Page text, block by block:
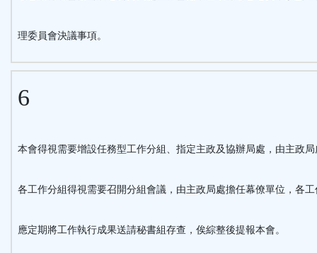
理委員會決議事項。
6
本會得視需要增設任務型工作分組、指定主政及協辦局處，由主政
各工作分組得視需要召開分組會議，由主政局處擔任幕僚單位，各
應定期將工作執行成果送請秘書組存查，俟綜整後提報本會。